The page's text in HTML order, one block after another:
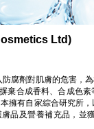
Ltd)
腐劑對肌膚的危害，
棄合成香料、合成色
擁有自家綜合研究所
品及營養補充品，